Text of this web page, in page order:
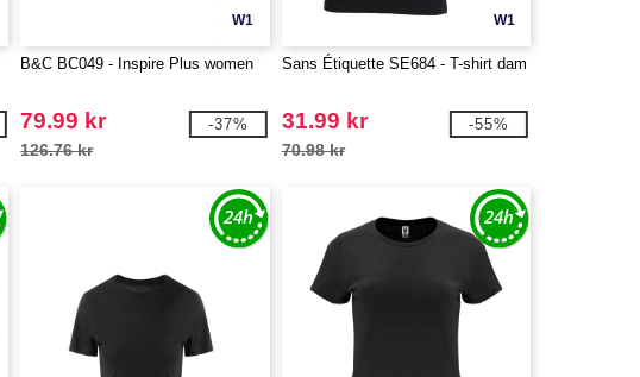
W1
B&C BC049 - Inspire Plus women
79.99 kr
126.76 kr
-37%
W1
Sans Étiquette SE684 - T-shirt dam
31.99 kr
70.98 kr
-55%